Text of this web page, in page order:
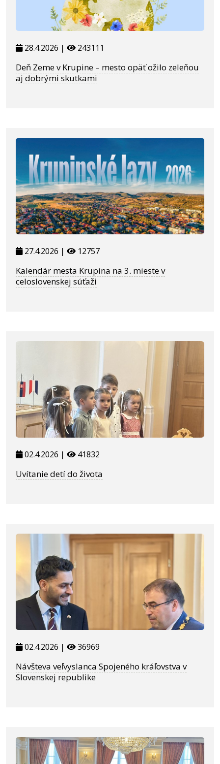
28.4.2026 | 243111
Deň Zeme v Krupine – mesto opäť ožilo zeleňou
aj dobrými skutkami
27.4.2026 | 12757
Kalendár mesta Krupina na 3. mieste v
celoslovenskej súťaži
02.4.2026 | 41832
Uvítanie detí do života
02.4.2026 | 36969
Návšteva veľvyslanca Spojeného kráľovstva v
Slovenskej republike